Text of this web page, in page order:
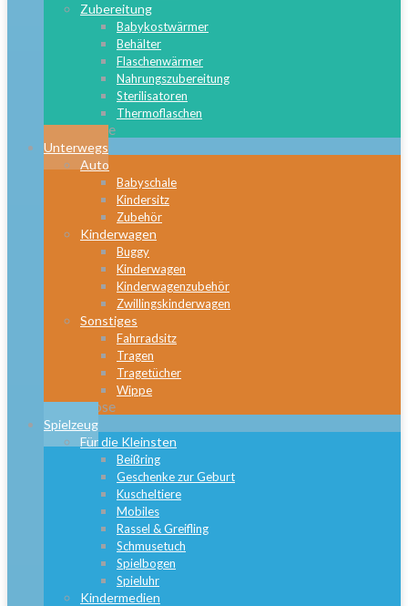
Zubereitung
Babykostwärmer
Behälter
Flaschenwärmer
Nahrungszubereitung
Sterilisatoren
Thermoflaschen
Close
Unterwegs
Auto
Babyschale
Kindersitz
Zubehör
Kinderwagen
Buggy
Kinderwagen
Kinderwagenzubehör
Zwillingskinderwagen
Sonstiges
Fahrradsitz
Tragen
Tragetücher
Wippe
Close
Spielzeug
Für die Kleinsten
Beißring
Geschenke zur Geburt
Kuscheltiere
Mobiles
Rassel & Greifling
Schmusetuch
Spielbogen
Spieluhr
Kindermedien